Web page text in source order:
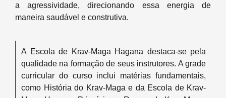
a agressividade, direcionando essa energia de
maneira saudável e construtiva.
A Escola de Krav-Maga Hagana destaca-se pela
qualidade na formação de seus instrutores. A grade
curricular do curso inclui matérias fundamentais,
como História do Krav-Maga e da Escola de Krav-